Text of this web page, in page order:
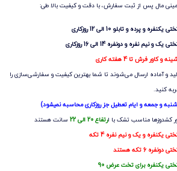
مال پس از ثبت سفارش، با دقت و کیفیت بالا طی:
یکنفره و پرده و تابلو 10 الی 12 روزکاری
یک و نیم نفره و دونفره 14 الی 16 روزکاری
و کاور فرش تا 4 هفته کاری
و آماده ارسال می‌شوند تا شما بهترین کیفیت و سفارشی‌سازی را
کنید.
کشدوزها مناسب تشک با ارتفاع 20 الی 22
سانت هستند
یکنفره و یک و نیم نفره 4 تکه
دونفره 6 تکه هستند
یکنفره برای تخت عرض 90